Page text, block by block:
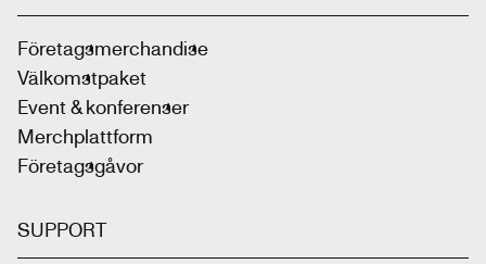
Företagsmerchandise
Välkomstpaket
Event & konferenser
Merchplattform
Företagsgåvor
SUPPORT